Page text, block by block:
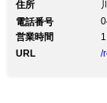
住所
電話番号
営業時間
URL
/